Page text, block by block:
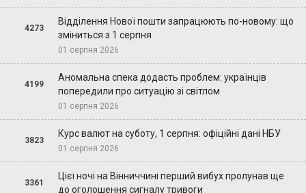
4273
Відділення Нової пошти запрацюють по-новому: що
зміниться з 1 серпня
01 серпня 2026
4199
Аномальна спека додасть проблем: українців
попередили про ситуацію зі світлом
01 серпня 2026
3823
Курс валют на суботу, 1 серпня: офіційні дані НБУ
01 серпня 2026
3361
Цієї ночі на Вінниччині перший вибух пролунав ще
до оголошення сигналу тривоги